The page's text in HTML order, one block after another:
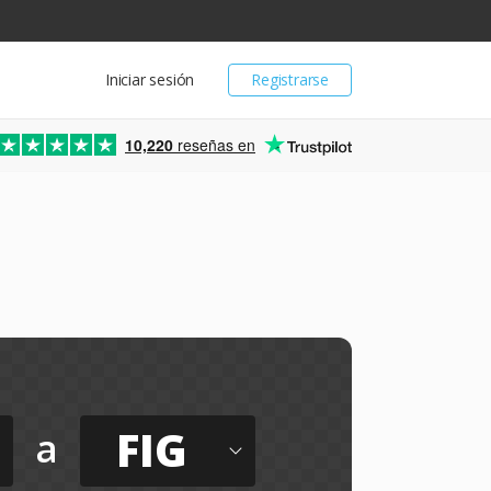
Registrarse
Iniciar sesión
10,220 reseñas en
a FIG